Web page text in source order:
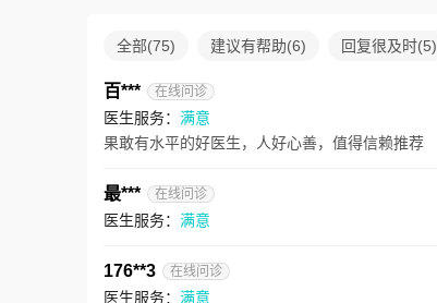
全部(75) 建议有帮助(6) 回复很及时(5)
百*** 在线问诊
医生服务： 满意
果敢有水平的好医生，人好心善，值得信赖推荐
最*** 在线问诊
医生服务： 满意
176**3 在线问诊
医生服务： 满意